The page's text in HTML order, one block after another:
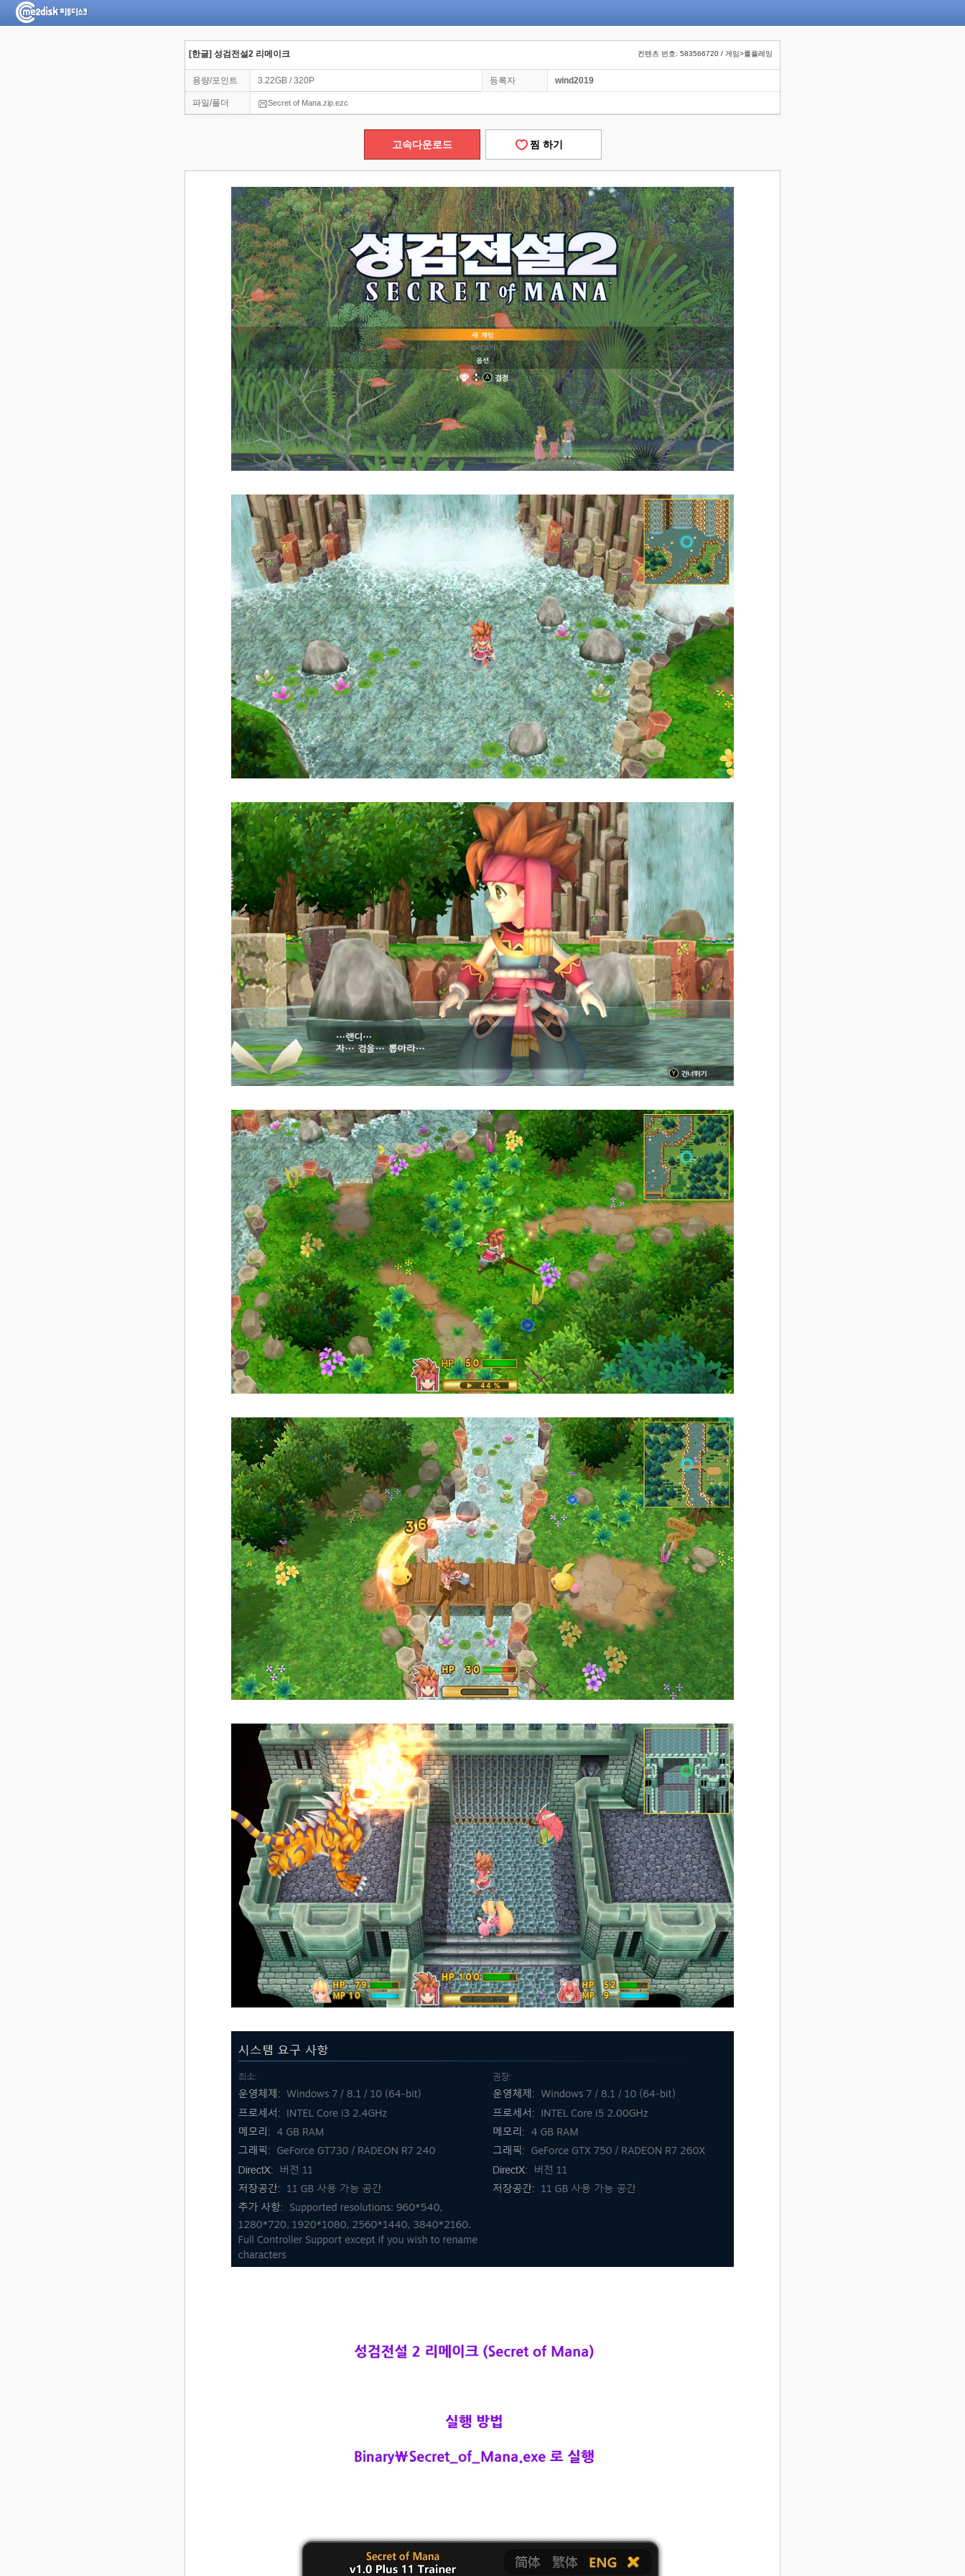
[한글] 성검전설2 리메이크 컨텐츠 번호: 583566720 / 게임>롤플레잉
용량/포인트 3.22GB / 320P 등록자 wind2019
파일/폴더 Secret of Mana.zip.ezc
고속다운로드 찜 하기